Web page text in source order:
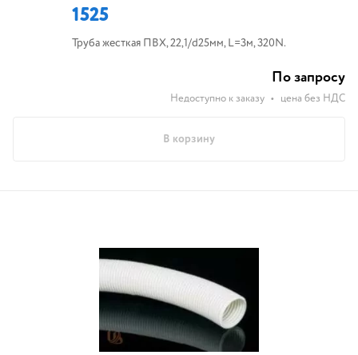
1525
Труба жесткая ПВХ, 22,1/d25мм, L=3м, 320N.
По запросу
Недоступно к заказу • цена без НДС
В корзину